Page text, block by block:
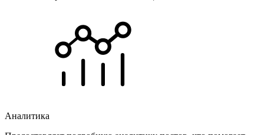
Аналитика